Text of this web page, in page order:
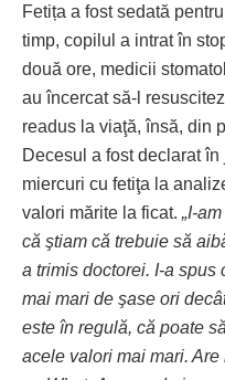
Fetița a fost sedată
timp, copilul a intrat în
două ore, medicii
au încercat să-l
readus la viaţă, însă, din
Decesul a fost declarat
miercuri cu fetiţa la
valori mărite la ficat. „I-
că ştiam că trebuie să
a trimis doctorei. I-a spus
mai mari de şase ori
este în regulă, că poate
acele valori mai mari.